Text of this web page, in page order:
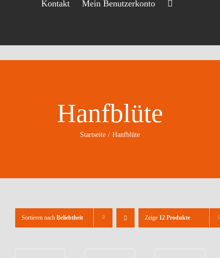
Kontakt Mein Benutzerkonto
Hanfblüte
Startseite Hanfblüte
Sortieren nach Beliebtheit Zeige 12 Produkte